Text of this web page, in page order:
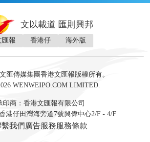
地產 投資 財評 數字經濟
訪談 直播 經湋論
藝術 文學
文以載道 匯則興邦
匯報 香港仔 海外版
匯傳媒集團香港文匯報版權所有。
WENWEIPO.COM LIMITED.
印商：香港文匯報有限公司
港仔田灣海旁道7號興偉中心2/F - 4/F
我們 廣告服務服務條款